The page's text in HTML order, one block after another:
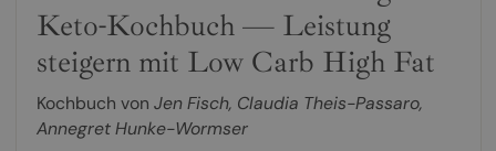
Keto-Kochbuch — Leistung
steigern mit Low Carb High Fat
Kochbuch von Jen Fisch, Claudia Theis-Passaro,
Annegret Hunke-Wormser